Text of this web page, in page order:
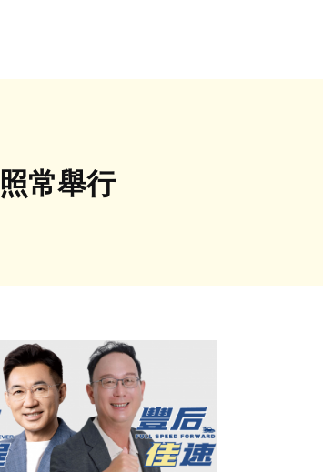
常舉行